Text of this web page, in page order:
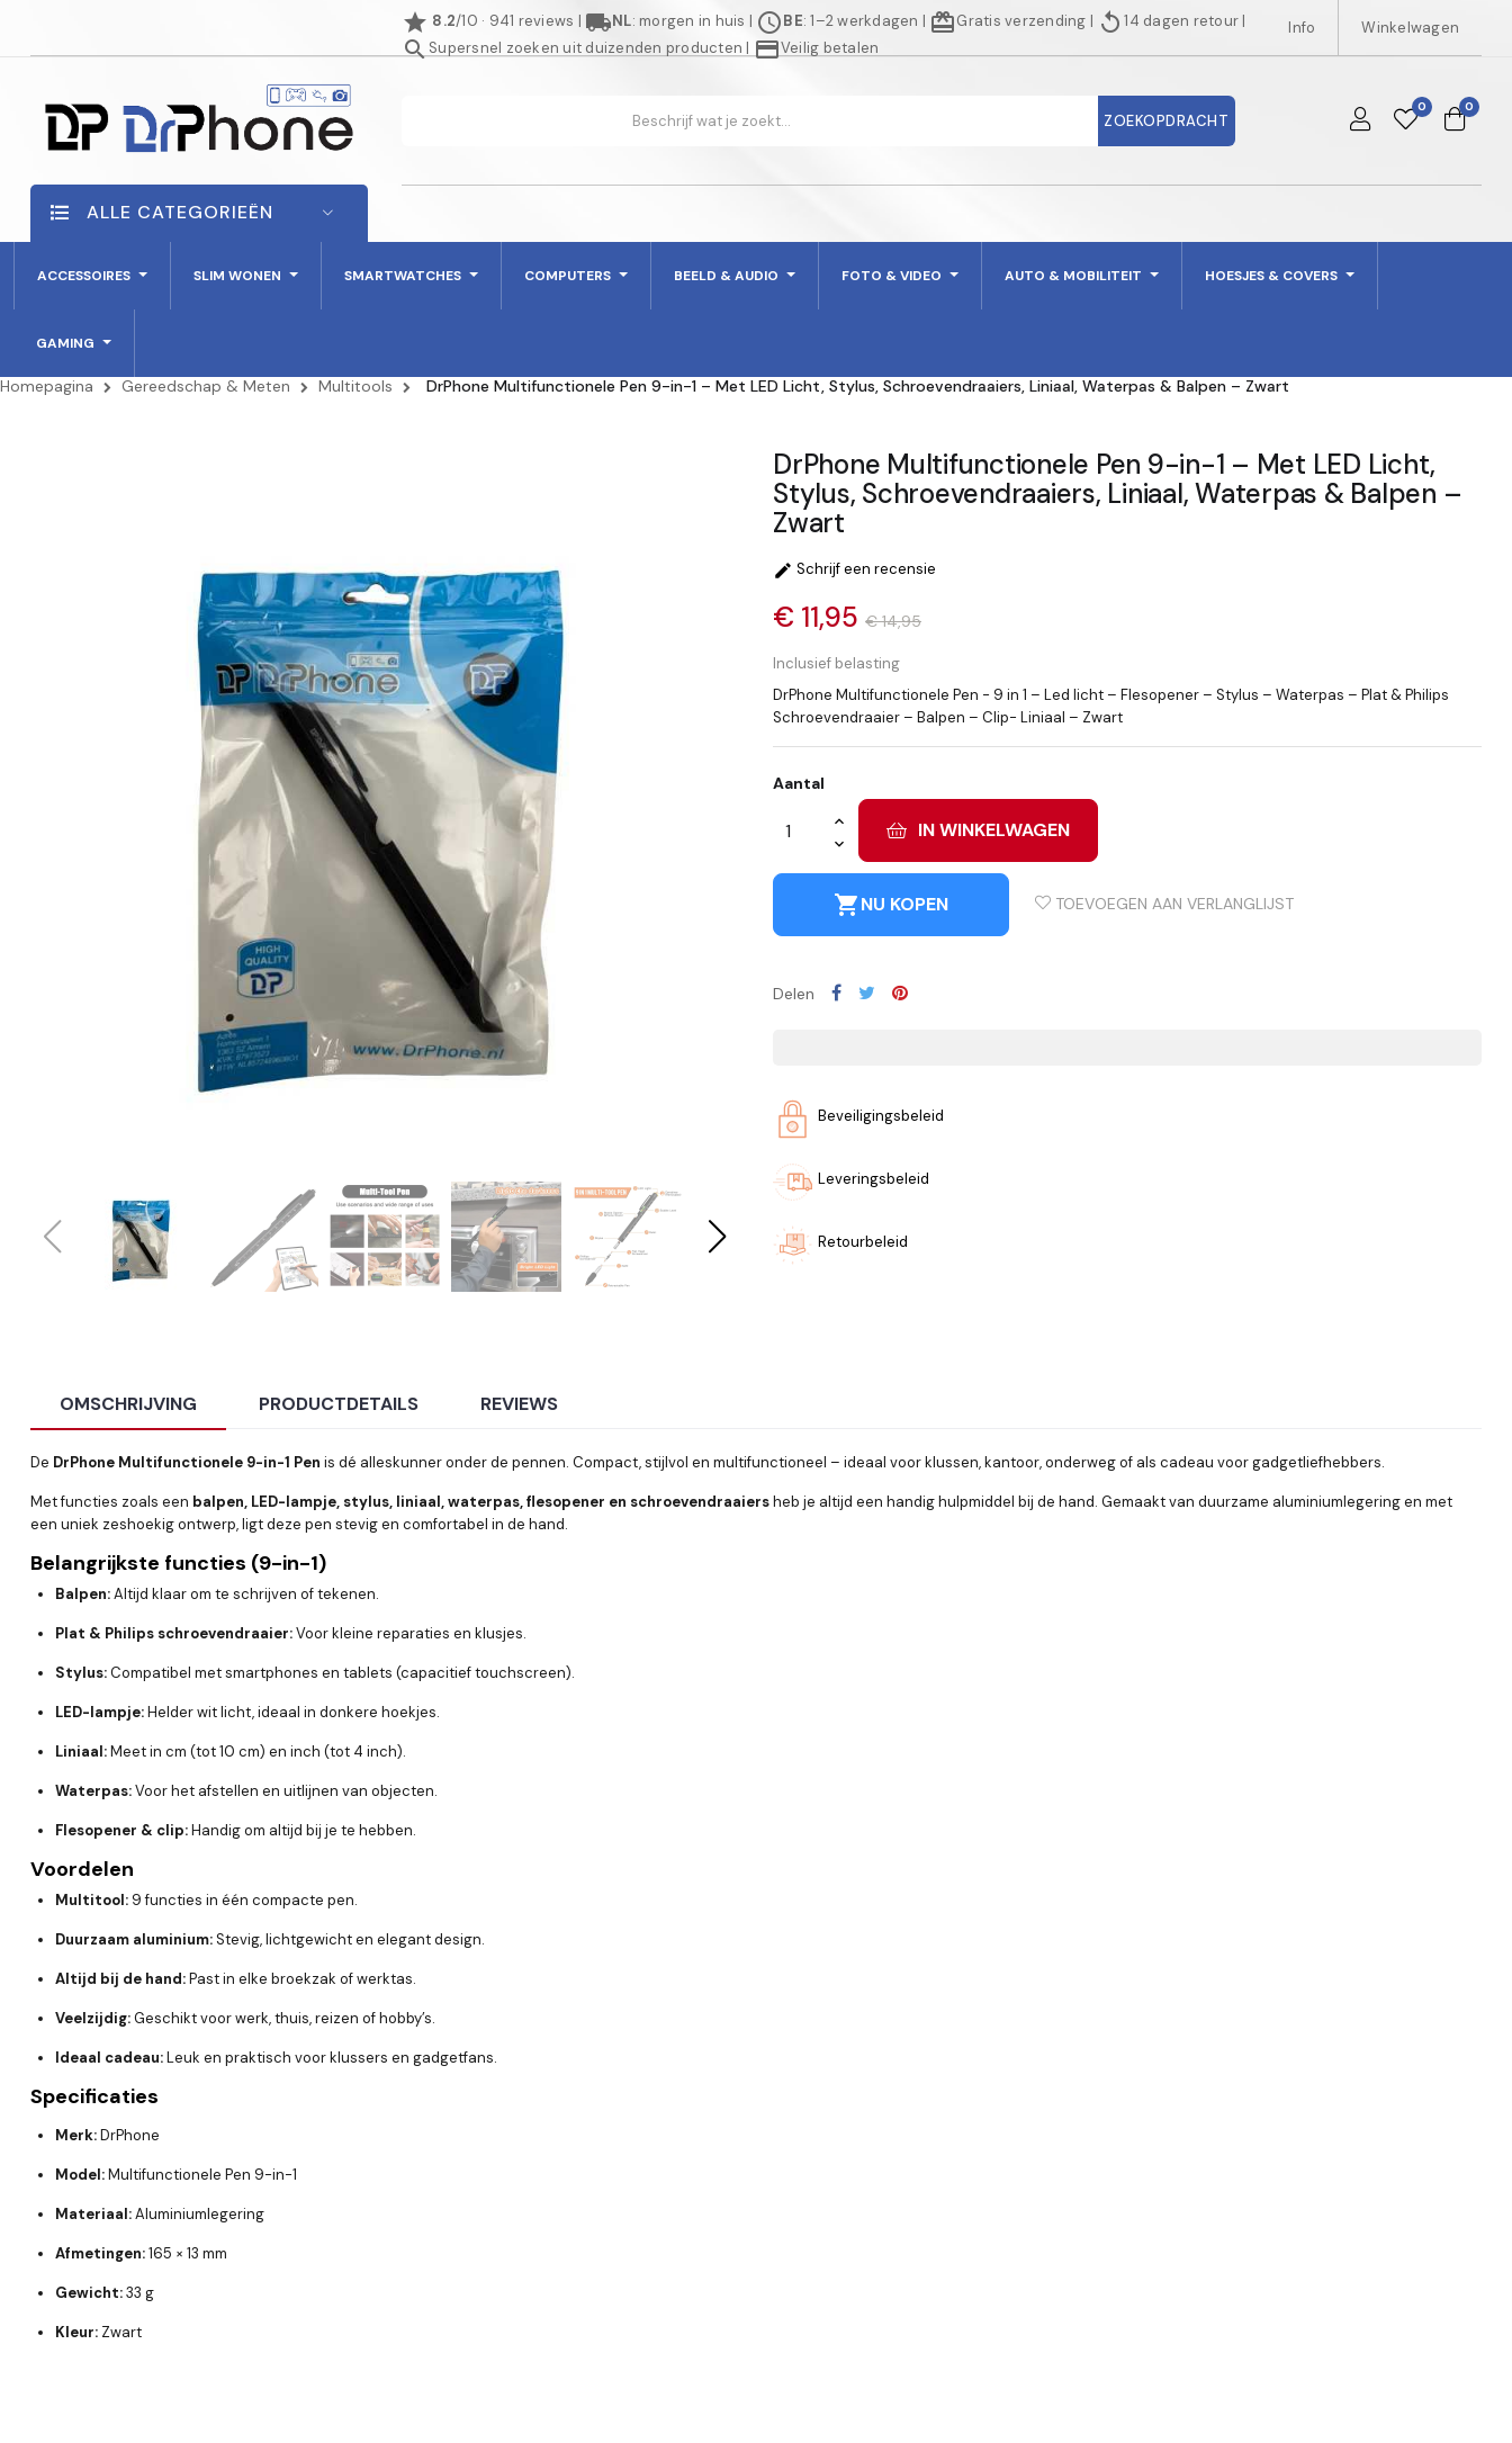
star 8.2/10 · 941 reviews | local_shippingNL: morgen in huis | scheduleBE: 1–2 werkdagen | redeemGratis verzending | replay14 dagen retour |
searchSupersnel zoeken uit duizenden producten | credit_cardVeilig betalen
Info Winkelwagen
ZOEKOPDRACHT
0 0
ALLE CATEGORIEËN
ACCESSOIRES SLIM WONEN SMARTWATCHES COMPUTERS BEELD & AUDIO FOTO & VIDEO AUTO & MOBILITEIT HOESJES & COVERS
GAMING
Homepagina Gereedschap & Meten Multitools DrPhone Multifunctionele Pen 9-in-1 – Met LED Licht, Stylus, Schroevendraaiers, Liniaal, Waterpas & Balpen – Zwart
DrPhone Multifunctionele Pen 9-in-1 – Met LED Licht,
Stylus, Schroevendraaiers, Liniaal, Waterpas & Balpen –
Zwart
 Schrijf een recensie
€ 11,95 € 14,95
Inclusief belasting
DrPhone Multifunctionele Pen - 9 in 1 – Led licht – Flesopener – Stylus – Waterpas – Plat & Philips
Schroevendraaier – Balpen – Clip- Liniaal – Zwart
Aantal
IN WINKELWAGEN
shopping_cartNU KOPEN TOEVOEGEN AAN VERLANGLIJST
Delen
Beveiligingsbeleid
Leveringsbeleid
Retourbeleid
OMSCHRIJVING PRODUCTDETAILS REVIEWS
De DrPhone Multifunctionele 9-in-1 Pen is dé alleskunner onder de pennen. Compact, stijlvol en multifunctioneel – ideaal voor klussen, kantoor, onderweg of als cadeau voor gadgetliefhebbers.
Met functies zoals een balpen, LED-lampje, stylus, liniaal, waterpas, flesopener en schroevendraaiersheb je altijd een handig hulpmiddel bij de hand. Gemaakt van duurzame aluminiumlegering en met
een uniek zeshoekig ontwerp, ligt deze pen stevig en comfortabel in de hand.
Belangrijkste functies (9-in-1)
Balpen:Altijd klaar om te schrijven of tekenen.
Plat & Philips schroevendraaier:Voor kleine reparaties en klusjes.
Stylus:Compatibel met smartphones en tablets (capacitief touchscreen).
LED-lampje:Helder wit licht, ideaal in donkere hoekjes.
Liniaal:Meet in cm (tot 10 cm) en inch (tot 4 inch).
Waterpas:Voor het afstellen en uitlijnen van objecten.
Flesopener & clip:Handig om altijd bij je te hebben.
Voordelen
Multitool: 9 functies in één compacte pen.
Duurzaam aluminium:Stevig, lichtgewicht en elegant design.
Altijd bij de hand:Past in elke broekzak of werktas.
Veelzijdig:Geschikt voor werk, thuis, reizen of hobby’s.
Ideaal cadeau:Leuk en praktisch voor klussers en gadgetfans.
Specificaties
Merk:DrPhone
Model:Multifunctionele Pen 9-in-1
Materiaal:Aluminiumlegering
Afmetingen:165 × 13 mm
Gewicht:33 g
Kleur: Zwart